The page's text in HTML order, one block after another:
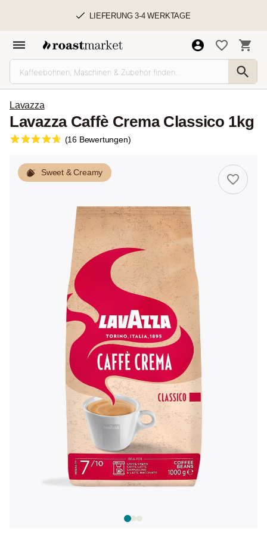
LIEFERUNG 3-4 WERKTAGE
Lavazza
Lavazza Caffè Crema Classico 1kg
(16 Bewertungen)
Sweet & Creamy